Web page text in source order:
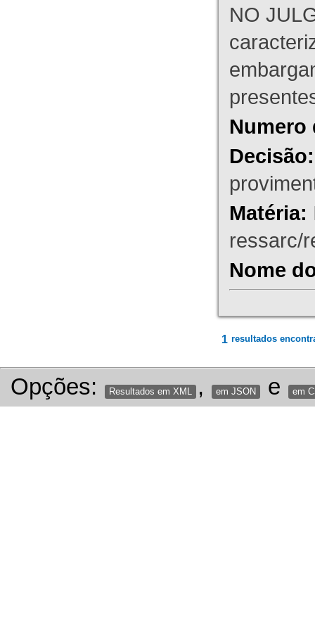
NO
Numero
Decisão:
Matéria:
ressarc/
Nome
1 resultados
Opções: Resultados em XML , em JSON e em